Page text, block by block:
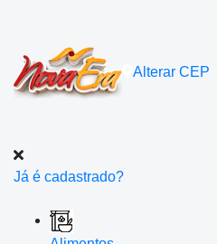
Alterar CEP
Já é cadastrado?